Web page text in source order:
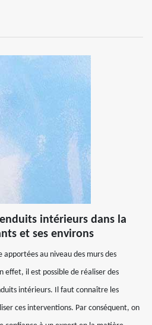
intérieurs dans la
et ses environs
au niveau des murs des
effet, il est possible de réaliser des
intérieurs. Il faut connaître les
ces interventions. Par conséquent, on